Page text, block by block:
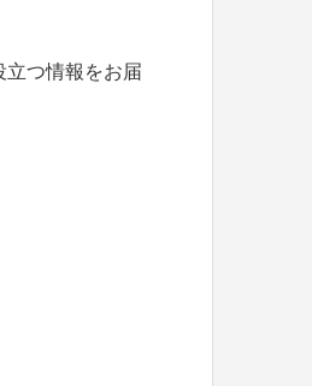
つ情報をお届